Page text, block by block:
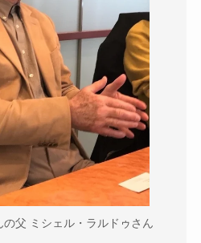
父 ミシェル・ラルドゥさん